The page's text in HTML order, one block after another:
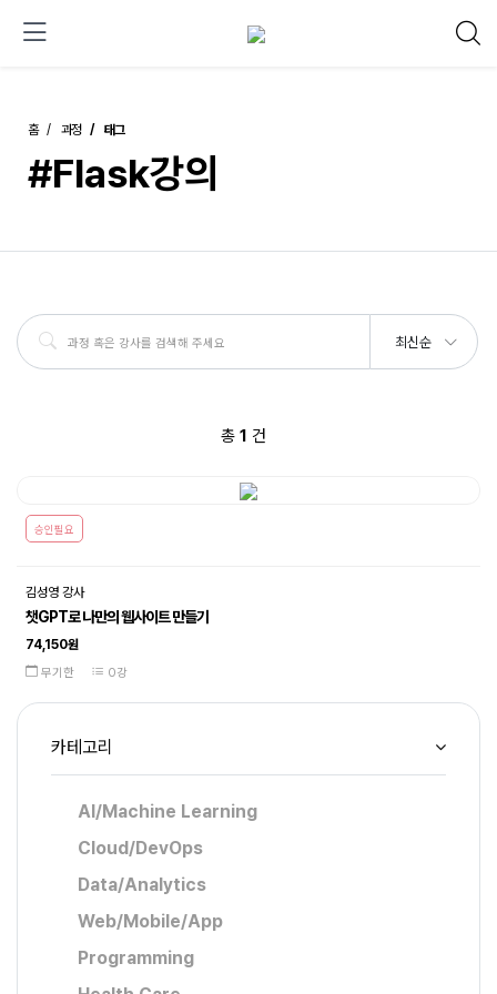
홈 과정 태그
#Flask강의
최신순
총 1 건
승인필요
김성영 강사
챗GPT로 나만의 웹사이트 만들기
74,150원
무기한 0강
카테고리
AI/Machine Learning
Cloud/DevOps
Data/Analytics
Web/Mobile/App
Programming